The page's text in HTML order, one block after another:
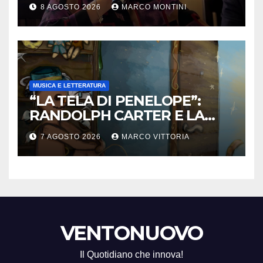
8 AGOSTO 2026 MARCO MONTINI
MUSICA E LETTERATURA
“LA TELA DI PENELOPE”:
RANDOLPH CARTER E LA
ROTTURA CHE DIVENTA
LIBERTÀ
7 AGOSTO 2026 MARCO VITTORIA
VENTONUOVO
Il Quotidiano che innova!